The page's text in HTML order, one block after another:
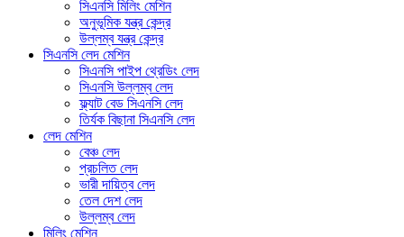
সিএনসি মিলিং মেশিন
অনুভূমিক যন্ত্র কেন্দ্র
উল্লম্ব যন্ত্র কেন্দ্র
সিএনসি লেদ মেশিন
সিএনসি পাইপ থ্রেডিং লেদ
সিএনসি উল্লম্ব লেদ
ফ্ল্যাট বেড সিএনসি লেদ
তির্যক বিছানা সিএনসি লেদ
লেদ মেশিন
বেঞ্চ লেদ
প্রচলিত লেদ
ভারী দায়িত্ব লেদ
তেল দেশ লেদ
উল্লম্ব লেদ
মিলিং মেশিন